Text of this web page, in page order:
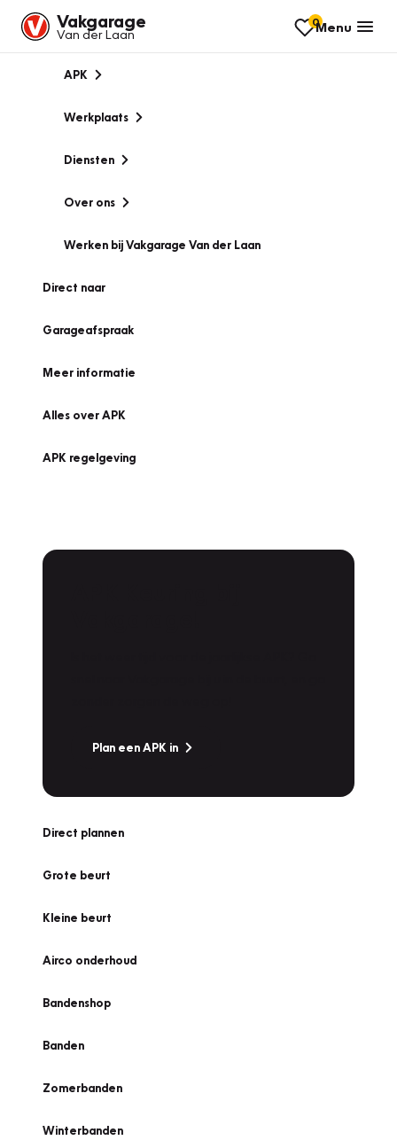
Vakgarage
Van der Laan
0Menu
APK
Werkplaats
Diensten
Over ons
Werken bij Vakgarage Van der Laan
Direct naar
Garageafspraak
Meer informatie
Alles over APK
APK regelgeving
Plan een APK in
Direct plannen
Grote beurt
Kleine beurt
Airco onderhoud
Bandenshop
Banden
Zomerbanden
Winterbanden